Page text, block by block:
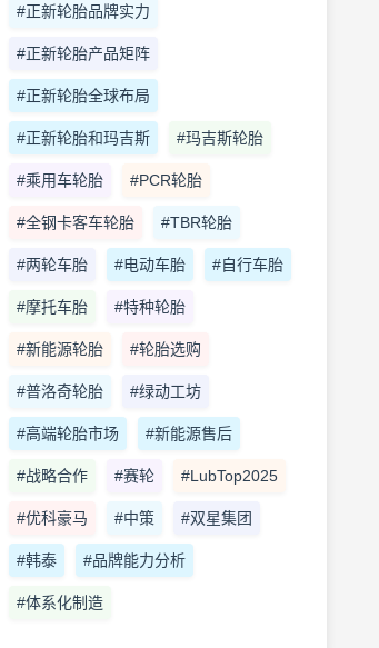
#正新轮胎品牌实力
#正新轮胎产品矩阵
#正新轮胎全球布局
#正新轮胎和玛吉斯 #玛吉斯轮胎
#乘用车轮胎 #PCR轮胎
#全钢卡客车轮胎 #TBR轮胎
#两轮车胎 #电动车胎 #自行车胎
#摩托车胎 #特种轮胎
#新能源轮胎 #轮胎选购
#普洛奇轮胎 #绿动工坊
#高端轮胎市场 #新能源售后
#战略合作 #赛轮 #LubTop2025
#优科豪马 #中策 #双星集团
#韩泰 #品牌能力分析
#体系化制造